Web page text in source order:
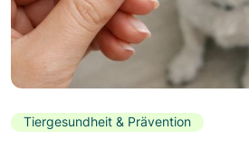
Tiergesundheit & Prävention